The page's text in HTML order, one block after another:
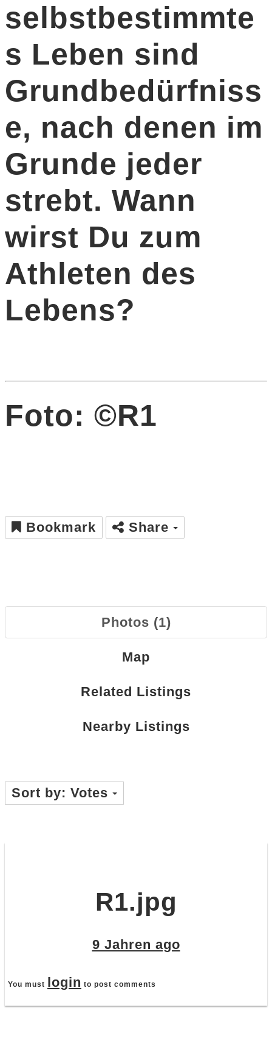
selbstbestimmte
s Leben sind
Grundbedürfniss
e, nach denen im
Grunde jeder
strebt. Wann
wirst Du zum
Athleten des
Lebens?
Foto: ©R1
Bookmark Share
Photos (1)
Map
Related Listings
Nearby Listings
Sort by: Votes
R1.jpg
9 Jahren ago
You must login to post comments